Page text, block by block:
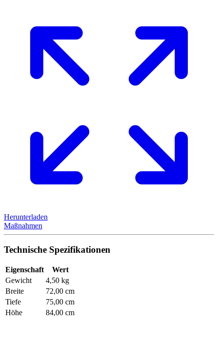
Herunterladen
Maßnahmen
Technische Spezifikationen
Eigenschaft
Wert
Gewicht
4,50 kg
Breite
72,00 cm
Tiefe
75,00 cm
Höhe
84,00 cm